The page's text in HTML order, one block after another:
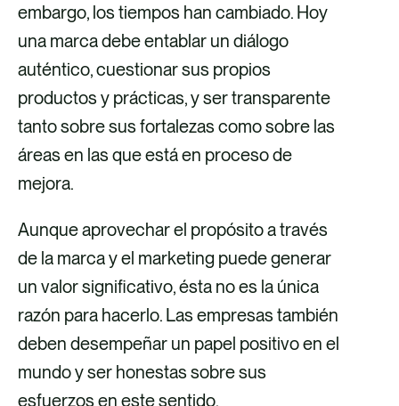
embargo, los tiempos han cambiado. Hoy
una marca debe entablar un diálogo
auténtico, cuestionar sus propios
productos y prácticas, y ser transparente
tanto sobre sus fortalezas como sobre las
áreas en las que está en proceso de
mejora.
Aunque aprovechar el propósito a través
de la marca y el marketing puede generar
un valor significativo, ésta no es la única
razón para hacerlo. Las empresas también
deben desempeñar un papel positivo en el
mundo y ser honestas sobre sus
esfuerzos en este sentido.